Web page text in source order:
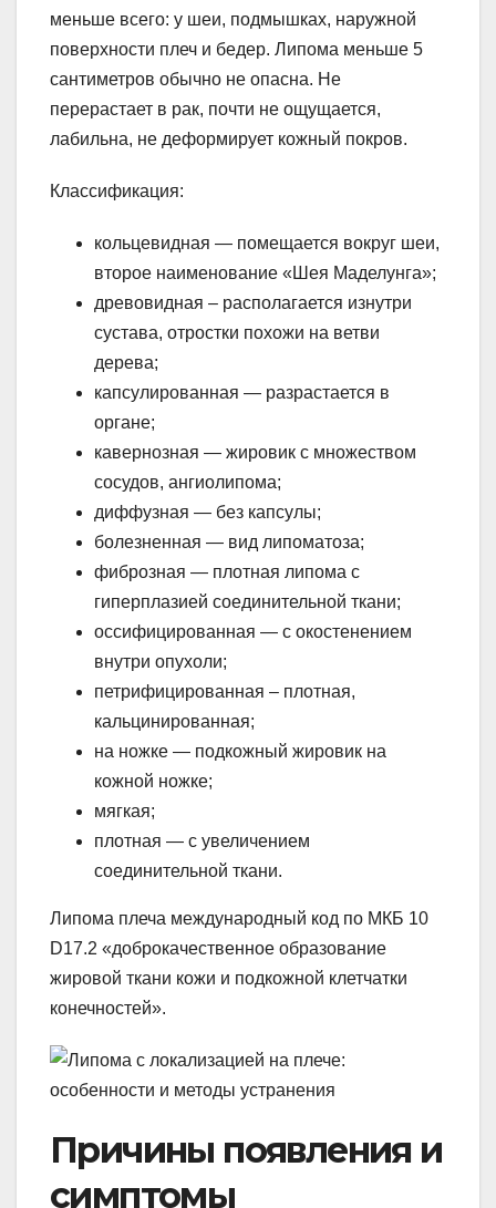
меньше всего: у шеи, подмышках, наружной
поверхности плеч и бедер. Липома меньше 5
сантиметров обычно не опасна. Не
перерастает в рак, почти не ощущается,
лабильна, не деформирует кожный покров.
Классификация:
кольцевидная — помещается вокруг шеи,
второе наименование «Шея Маделунга»;
древовидная – располагается изнутри
сустава, отростки похожи на ветви
дерева;
капсулированная — разрастается в
органе;
кавернозная — жировик с множеством
сосудов, ангиолипома;
диффузная — без капсулы;
болезненная — вид липоматоза;
фиброзная — плотная липома с
гиперплазией соединительной ткани;
оссифицированная — с окостенением
внутри опухоли;
петрифицированная – плотная,
кальцинированная;
на ножке — подкожный жировик на
кожной ножке;
мягкая;
плотная — с увеличением
соединительной ткани.
Липома плеча международный код по МКБ 10
D17.2 «доброкачественное образование
жировой ткани кожи и подкожной клетчатки
конечностей».
Причины появления и
симптомы